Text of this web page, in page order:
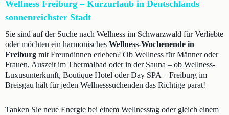
Wellness Freiburg – Kurzurlaub in Deutschlands
sonnenreichster Stadt
Sie sind auf der Suche nach Wellness im Schwarzwald für Verliebte
oder möchten ein harmonisches Wellness-Wochenende in
Freiburg mit Freundinnen erleben? Ob Wellness für Männer oder
Frauen, Auszeit im Thermalbad oder in der Sauna – ob Wellness-
Luxusunterkunft, Boutique Hotel oder Day SPA – Freiburg im
Breisgau hält für jeden Wellnesssuchenden das Richtige parat!
Tanken Sie neue Energie bei einem Wellnesstag oder gleich einem